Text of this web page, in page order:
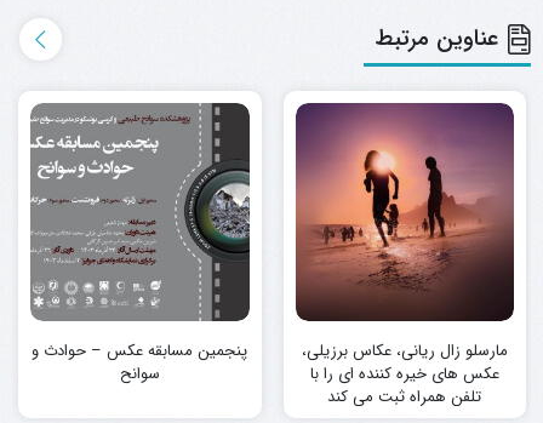
عناوین مرتبط
مارسلو زال ریانی، عکاس برزیلی،
عکس های خیره کننده ای را با
تلفن همراه ثبت می کند
پنجمین مسابقه عکس – حوادث و
سوانح